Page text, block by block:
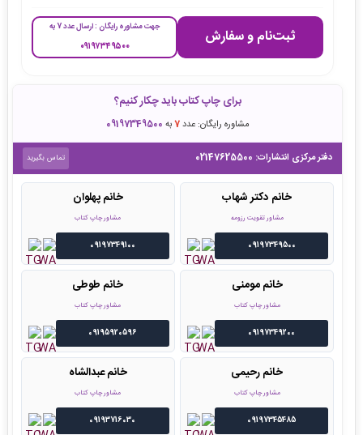
ثبت‌نام و سفارش جهت مشاوره رایگان : ارسال عدد 7 به
۰۹۱۹۷۳۴۹۵۰۰
برای چاپ کتاب باید چکار کنیم؟
مشاوره رایگان: عدد7به 09197349500
دفتر مرکزی انتشارات: 02147625500 تماس بگیرید
خانم دکتر شهاب
مشاور تقویت رزومه
09197349500
خانم پهلوان
مشاور چاپ کتاب
09197349100
خانم مومنی
مشاور چاپ کتاب
09197349200
خانم طوطی
مشاور چاپ کتاب
09195920596
خانم رحیمی
مشاور چاپ کتاب
09197345485
خانم عبدالشاه
مشاور چاپ کتاب
09193716030